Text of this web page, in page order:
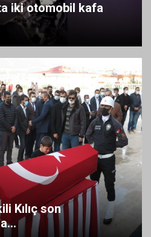
iki otomobil kafa
Kılıç son